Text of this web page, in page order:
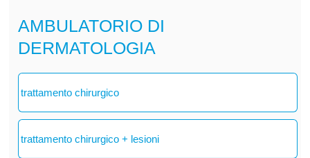
AMBULATORIO DI
DERMATOLOGIA
trattamento chirurgico
trattamento chirurgico + lesioni